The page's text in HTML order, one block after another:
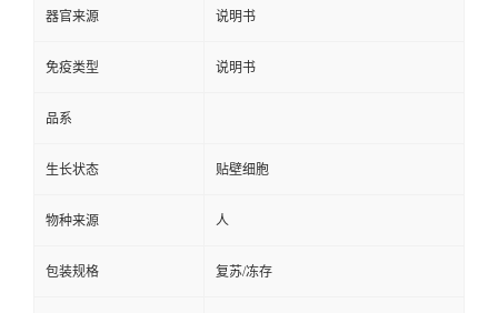
器官来源 说明书
免疫类型 说明书
品系
生长状态 贴壁细胞
物种来源 人
包装规格 复苏/冻存